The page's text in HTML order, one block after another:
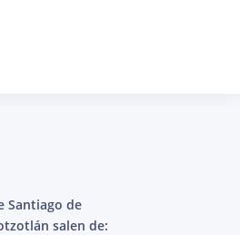
Santiago de
salen de: